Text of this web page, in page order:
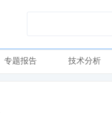
专题报告 技术分析